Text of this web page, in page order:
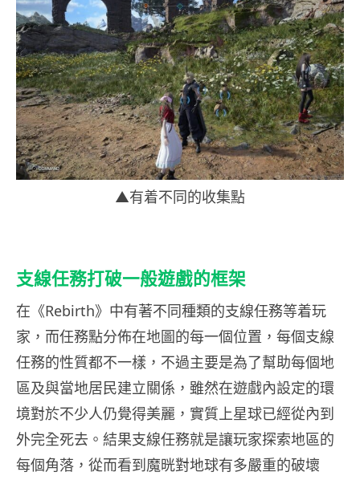
▲有着不同的收集點
支線任務打破一般遊戲的框架
在《Rebirth》中有著不同種類的支線任務等着玩
家，而任務點分佈在地圖的每一個位置，每個支線
任務的性質都不一樣，不過主要是為了幫助每個地
區及與當地居民建立關係，雖然在遊戲內設定的環
境對於不少人仍覺得美麗，實質上星球已經從內到
外完全死去。結果支線任務就是讓玩家探索地區的
每個角落，從而看到魔晄對地球有多嚴重的破壞